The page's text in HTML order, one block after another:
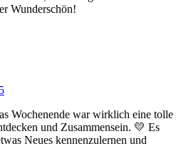
Wunderschön!
Wochenende war wirklich eine tolle
und Zusammensein. 💛 Es
Neues kennenzulernen und